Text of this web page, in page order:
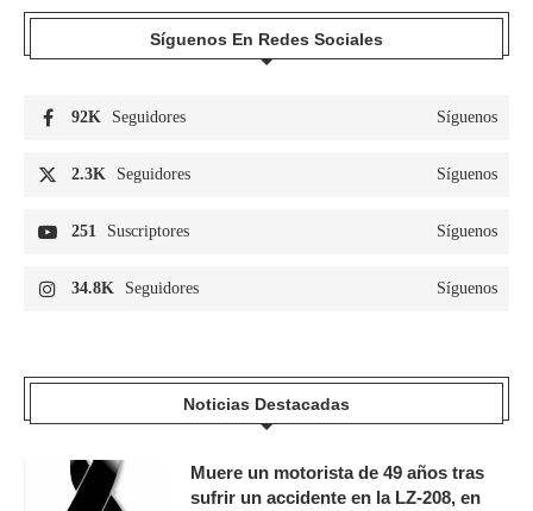
Síguenos En Redes Sociales
92K Seguidores Síguenos
2.3K Seguidores Síguenos
251 Suscriptores Síguenos
34.8K Seguidores Síguenos
Noticias Destacadas
Muere un motorista de 49 años tras
sufrir un accidente en la LZ-208, en